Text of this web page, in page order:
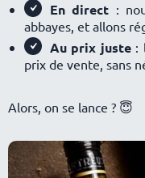
En direct :
abbayes, et allons
Au prix juste:
prix de vente, sans
Alors, on se lance ? 😇